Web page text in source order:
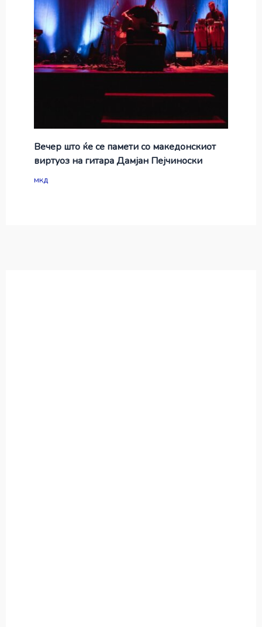
Вечер што ќе се памети со македонскиот
виртуоз на гитара Дамјан Пејчиноски
мкд